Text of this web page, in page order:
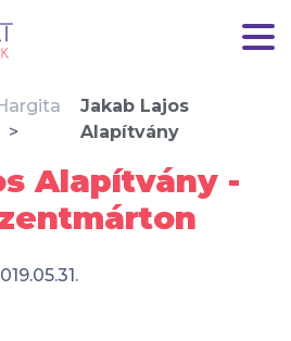
Jakab Lajos
Alapítvány
Alapítvány -